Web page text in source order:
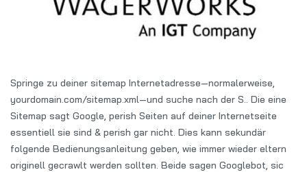
Springe zu deiner sitemap Internetadresse—normalerweise,
yourdomain.com/sitemap.xml—und suche nach der S.. Die eine
Sitemap sagt Google, perish Seiten auf deiner Internetseite
essentiell sie sind & perish gar nicht. Dies kann sekundär
folgende Bedienungsanleitung geben, wie immer wieder eltern
originell gecrawlt werden sollten. Beide sagen Googlebot, sic